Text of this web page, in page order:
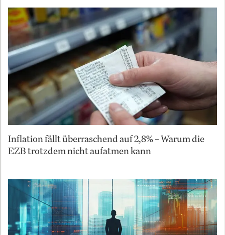
Inflation fällt überraschend auf 2,8% – Warum die
EZB trotzdem nicht aufatmen kann